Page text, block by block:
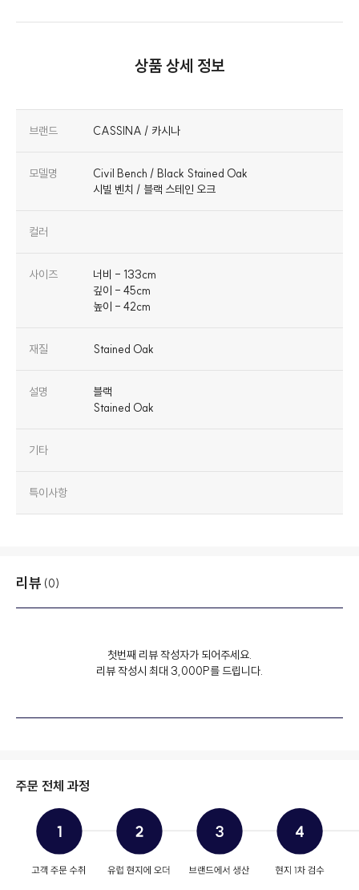
상품 상세 정보
브랜드 CASSINA / 카시나
모델명
Civil Bench / Black Stained Oak
시빌 벤치 / 블랙 스테인 오크
컬러
사이즈
너비 - 133cm
깊이 - 45cm
높이 - 42cm
재질 Stained Oak
설명
블랙
Stained Oak
기타
특이사항
리뷰 (0)
첫번째 리뷰 작성자가 되어주세요.
리뷰 작성시 최대 3,000P를 드립니다.
주문 전체 과정